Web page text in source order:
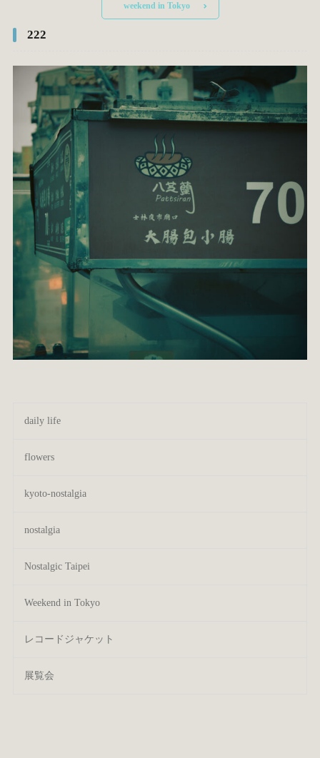
weekend in Tokyo
222
daily life
flowers
kyoto-nostalgia
nostalgia
Nostalgic Taipei
Weekend in Tokyo
レコードジャケット
展覧会